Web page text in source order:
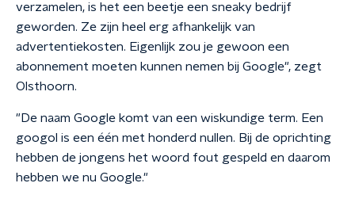
verzamelen, is het een beetje een sneaky bedrijf
geworden. Ze zijn heel erg afhankelijk van
advertentiekosten. Eigenlijk zou je gewoon een
abonnement moeten kunnen nemen bij Google", zegt
Olsthoorn.
"De naam Google komt van een wiskundige term. Een
googol is een één met honderd nullen. Bij de oprichting
hebben de jongens het woord fout gespeld en daarom
hebben we nu Google."